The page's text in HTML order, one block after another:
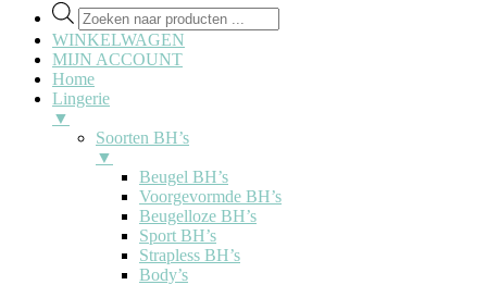
Producten
zoeken
WINKELWAGEN
MIJN ACCOUNT
Home
Lingerie
▼
Soorten BH’s
▼
Beugel BH’s
Voorgevormde BH’s
Beugelloze BH’s
Sport BH’s
Strapless BH’s
Body’s